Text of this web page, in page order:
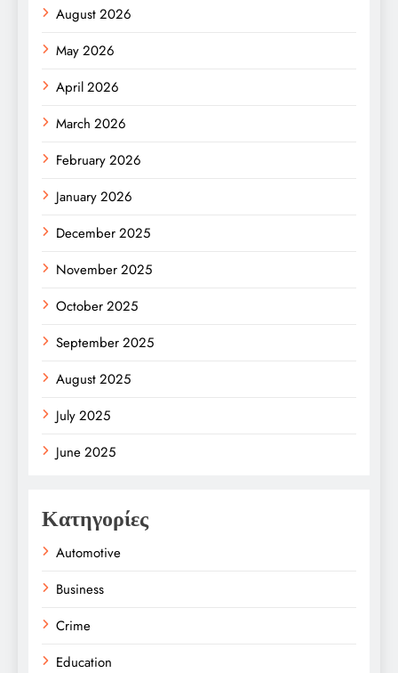
August 2026
May 2026
April 2026
March 2026
February 2026
January 2026
December 2025
November 2025
October 2025
September 2025
August 2025
July 2025
June 2025
Κατηγορίες
Automotive
Business
Crime
Education